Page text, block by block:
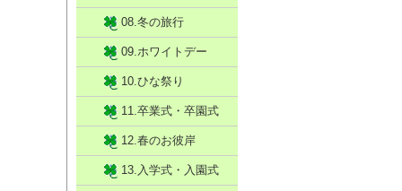
08.冬の旅行
09.ホワイトデー
10.ひな祭り
11.卒業式・卒園式
12.春のお彼岸
13.入学式・入園式